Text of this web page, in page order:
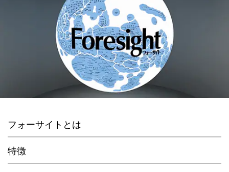
フォーサイトとは
特徴